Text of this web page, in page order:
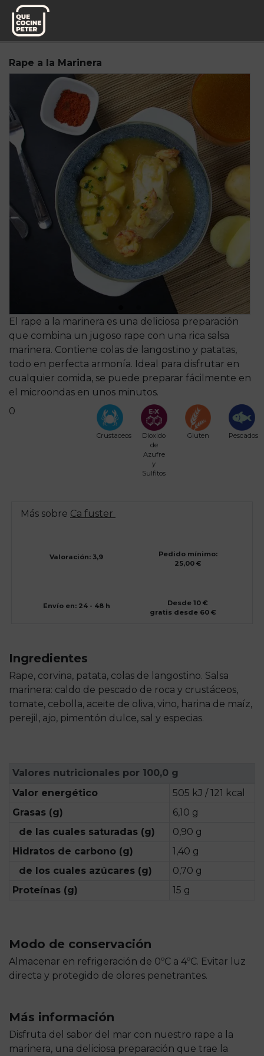
Pedido semanal
Rape a la Marinera
El rape a la marinera es una deliciosa preparación
que combina un jugoso rape con una rica salsa
marinera. Contiene colas de langostino y patatas,
todo en perfecta armonía. Ideal para disfrutar en
cualquier comida, se puede preparar fácilmente en
el microondas en unos minutos.
0
Crustaceos
Dioxido
de
Azufre
y
Sulfitos
Gluten Pescados
Más sobre Ca fuster
Valoración: 3,9
Pedido mínimo:
25,00 €
Envío en: 24 - 48 h
Desde 10 €
gratis desde 60 €
Ingredientes
Rape, corvina, patata, colas de langostino. Salsa
marinera: caldo de pescado de roca y crustáceos,
tomate, cebolla, aceite de oliva, vino, harina de maíz,
perejil, ajo, pimentón dulce, sal y especias.
Valores nutricionales por 100,0 g
Valor energético
505 kJ / 121 kcal
Grasas (g)
6,10 g
de las cuales saturadas (g)
0,90 g
Hidratos de carbono (g)
1,40 g
de los cuales azúcares (g)
0,70 g
Proteínas (g)
15 g
Modo de conservación
Almacenar en refrigeración de 0ºC a 4ºC. Evitar luz
directa y protegido de olores penetrantes.
Más información
Disfruta del sabor del mar con nuestro rape a la
marinera, una deliciosa preparación que trae la